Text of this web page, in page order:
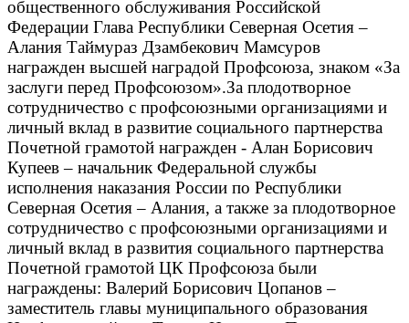
общественного обслуживания Российской
Федерации Глава Республики Северная Осетия –
Алания Таймураз Дзамбекович Мамсуров
награжден высшей наградой Профсоюза, знаком «За
заслуги перед Профсоюзом».За плодотворное
сотрудничество с профсоюзными организациями и
личный вклад в развитие социального партнерства
Почетной грамотой награжден - Алан Борисович
Купеев – начальник Федеральной службы
исполнения наказания России по Республики
Северная Осетия – Алания, а также за плодотворное
сотрудничество с профсоюзными организациями и
личный вклад в развития социального партнерства
Почетной грамотой ЦК Профсоюза были
награждены: Валерий Борисович Цопанов –
заместитель главы муниципального образования